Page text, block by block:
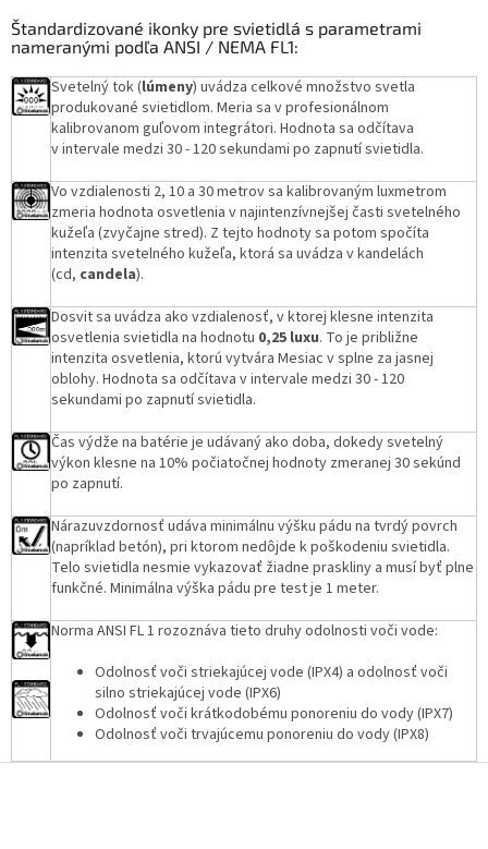
Štandardizované ikonky pre svietidlá s parametrami
nameranými podľa ANSI / NEMA FL1:
Svetelný tok (lúmeny) uvádza celkové množstvo svetla
produkované svietidlom. Meria sa v profesionálnom
kalibrovanom guľovom integrátori. Hodnota sa odčítava
v intervale medzi 30 - 120 sekundami po zapnutí svietidla.
Vo vzdialenosti 2, 10 a 30 metrov sa kalibrovaným luxmetrom
zmeria hodnota osvetlenia v najintenzívnejšej časti svetelného
kužeľa (zvyčajne stred). Z tejto hodnoty sa potom spočíta
intenzita svetelného kužeľa, ktorá sa uvádza v kandelách
(cd, candela).
Dosvit sa uvádza ako vzdialenosť, v ktorej klesne intenzita
osvetlenia svietidla na hodnotu 0,25 luxu. To je približne
intenzita osvetlenia, ktorú vytvára Mesiac v splne za jasnej
oblohy. Hodnota sa odčítava v intervale medzi 30 - 120
sekundami po zapnutí svietidla.
Čas výdže na batérie je udávaný ako doba, dokedy svetelný
výkon klesne na 10% počiatočnej hodnoty zmeranej 30 sekúnd
po zapnutí.
Nárazuvzdornosť udáva minimálnu výšku pádu na tvrdý povrch
(napríklad betón), pri ktorom nedôjde k poškodeniu svietidla.
Telo svietidla nesmie vykazovať žiadne praskliny a musí byť plne
funkčné. Minimálna výška pádu pre test je 1 meter.
Norma ANSI FL 1 rozoznáva tieto druhy odolnosti voči vode:
Odolnosť voči striekajúcej vode (IPX4) a odolnosť voči
silno striekajúcej vode (IPX6)
Odolnosť voči krátkodobému ponoreniu do vody (IPX7)
Odolnosť voči trvajúcemu ponoreniu do vody (IPX8)